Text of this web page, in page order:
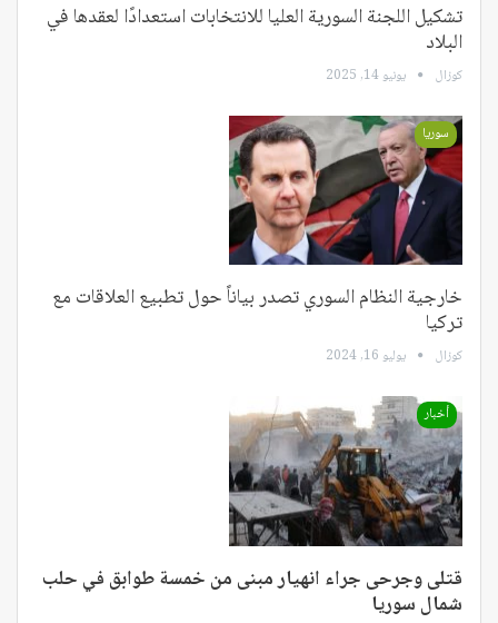
تشكيل اللجنة السورية العليا للانتخابات استعدادًا لعقدها في
البلاد
كوزال يونيو 14, 2025
سوريا
خارجية النظام السوري تصدر بياناً حول تطبيع العلاقات مع
تركيا
كوزال يوليو 16, 2024
أخبار
قتلى وجرحى جراء انهيار مبنى من خمسة طوابق في حلب
شمال سوريا